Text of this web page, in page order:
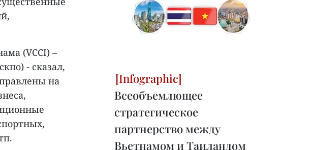
(VCCI) –
- сказал,
на
Всеобъемлющее
стратегическое
партнерство между
Вьетнамом и Таиландом